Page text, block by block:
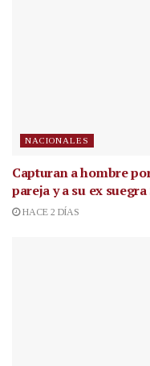
NACIONALES
Capturan a hombre
pareja y a su ex
HACE 2 DÍAS